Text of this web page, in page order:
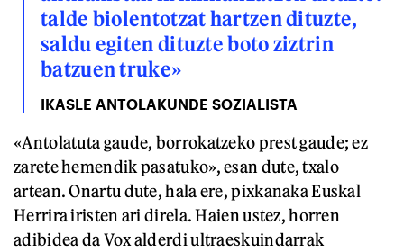
talde biolentotzat hartzen dituzte,
saldu egiten dituzte boto ziztrin
batzuen truke»
IKASLE ANTOLAKUNDE SOZIALISTA
«Antolatuta gaude, borrokatzeko prest gaude; ez
zarete hemendik pasatuko», esan dute, txalo
artean. Onartu dute, hala ere, pixkanaka Euskal
Herrira iristen ari direla. Haien ustez, horren
adibidea da Vox alderdi ultraeskuindarrak